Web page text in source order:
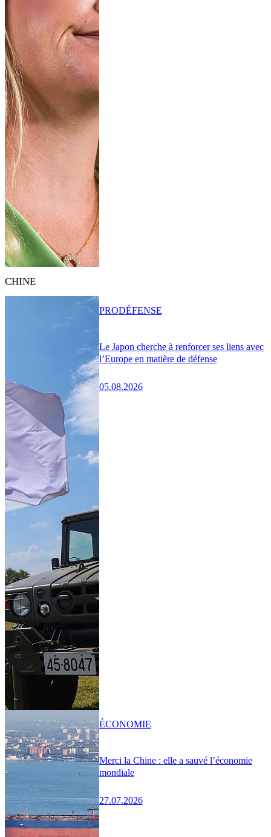
CHINE
Le Japon cherche à renforcer ses liens avec
l’Europe en matière de défense
05.08.2026
PRODÉFENSE
Merci la Chine : elle a sauvé l’économie
mondiale
27.07.2026
ÉCONOMIE